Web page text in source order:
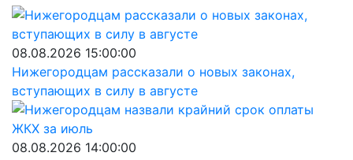
08.08.2026 15:00:00
Нижегородцам рассказали о новых законах,
вступающих в силу в августе
08.08.2026 14:00:00